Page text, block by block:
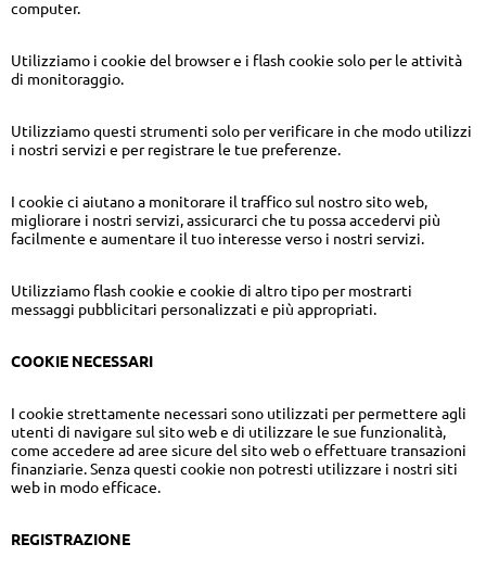
computer.
Utilizziamo i cookie del browser e i flash cookie solo per le attività
di monitoraggio.
Utilizziamo questi strumenti solo per verificare in che modo utilizzi
i nostri servizi e per registrare le tue preferenze.
I cookie ci aiutano a monitorare il traffico sul nostro sito web,
migliorare i nostri servizi, assicurarci che tu possa accedervi più
facilmente e aumentare il tuo interesse verso i nostri servizi.
Utilizziamo flash cookie e cookie di altro tipo per mostrarti
messaggi pubblicitari personalizzati e più appropriati.
COOKIE NECESSARI
I cookie strettamente necessari sono utilizzati per permettere agli
utenti di navigare sul sito web e di utilizzare le sue funzionalità,
come accedere ad aree sicure del sito web o effettuare transazioni
finanziarie. Senza questi cookie non potresti utilizzare i nostri siti
web in modo efficace.
REGISTRAZIONE